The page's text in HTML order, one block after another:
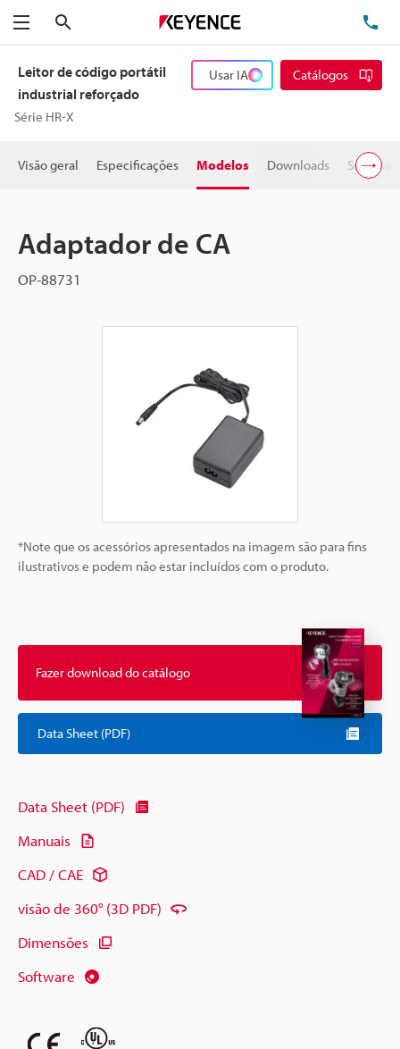
Menu
Leitor de código portátil
industrial reforçado
Série HR-X
Usar IA Catálogos
Visão geral Especificações Modelos Downloads Suporte
Adaptador de CA
OP-88731
*Note que os acessórios apresentados na imagem são para fins
ilustrativos e podem não estar incluídos com o produto.
Fazer download do catálogo
Data Sheet (PDF)
Data Sheet (PDF)
Manuais
CAD / CAE
visão de 360° (3D PDF)
Dimensões
Software